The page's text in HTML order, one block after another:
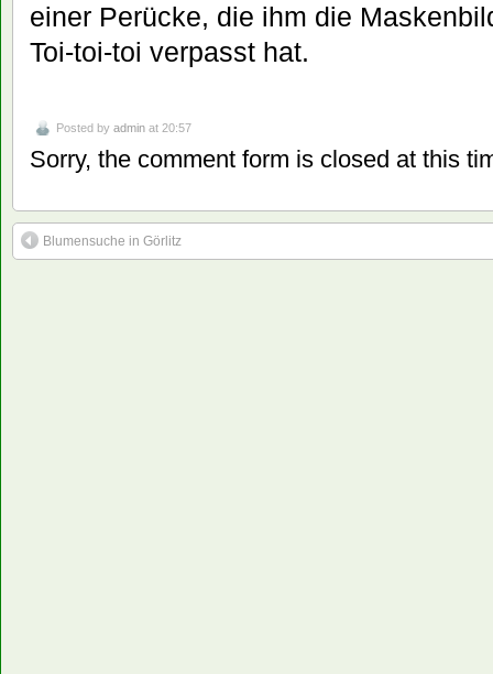
einer Perücke, die ihm die
Toi-toi-toi verpasst hat.
Posted by admin at 20:57
Sorry, the comment form is closed at this
Blumensuche in Görlitz